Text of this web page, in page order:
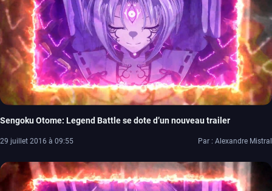
Sengoku Otome: Legend Battle se dote d’un nouveau trailer
29 juillet 2016 à 09:55 Par : Alexandre Mistral